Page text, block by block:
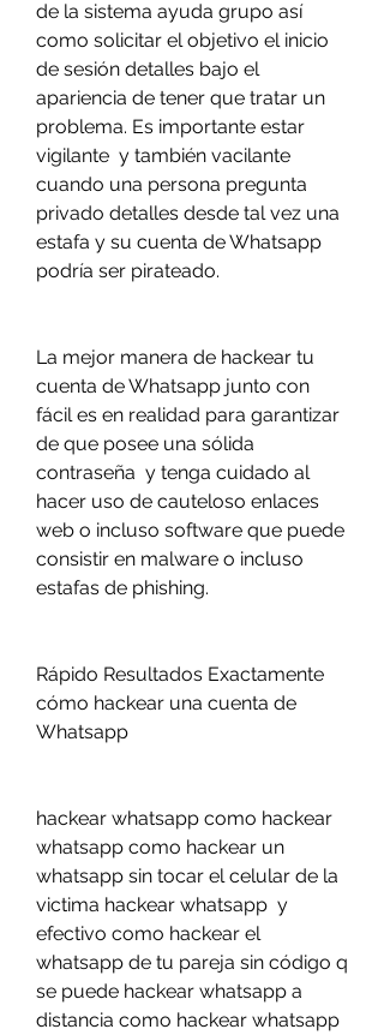
de la sistema ayuda grupo así
como solicitar el objetivo el inicio
de sesión detalles bajo el
apariencia de tener que tratar un
problema. Es importante estar
vigilante  y también vacilante
cuando una persona pregunta
privado detalles desde tal vez una
estafa y su cuenta de Whatsapp
podría ser pirateado.
La mejor manera de hackear tu
cuenta de Whatsapp junto con
fácil es en realidad para garantizar
de que posee una sólida
contraseña  y tenga cuidado al
hacer uso de cauteloso enlaces
web o incluso software que puede
consistir en malware o incluso
estafas de phishing.
Rápido Resultados Exactamente
cómo hackear una cuenta de
Whatsapp
hackear whatsapp como hackear
whatsapp como hackear un
whatsapp sin tocar el celular de la
victima hackear whatsapp  y
efectivo como hackear el
whatsapp de tu pareja sin código q
se puede hackear whatsapp a
distancia como hackear whatsapp